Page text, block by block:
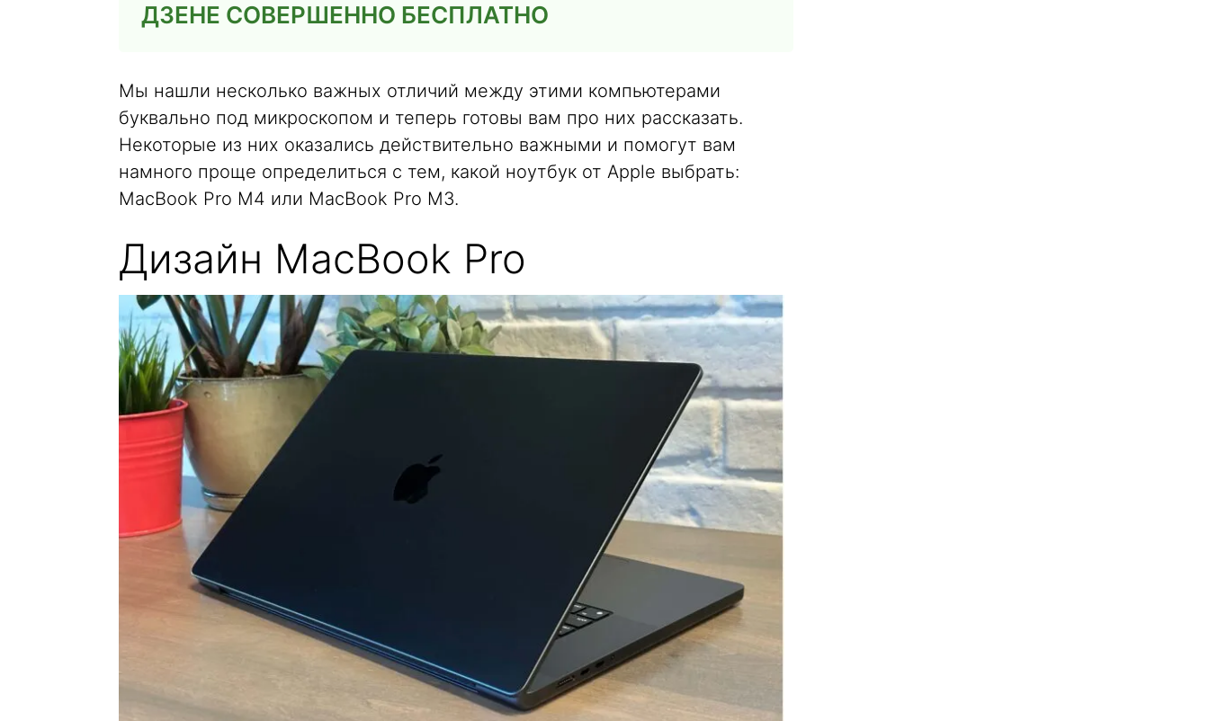
ДЗЕНЕ СОВЕРШЕННО БЕСПЛАТНО
Мы нашли несколько важных отличий между этими компьютерами
буквально под микроскопом и теперь готовы вам про них рассказать.
Некоторые из них оказались действительно важными и помогут вам
намного проще определиться с тем, какой ноутбук от Apple выбрать:
MacBook Pro M4 или MacBook Pro M3.
Дизайн MacBook Pro